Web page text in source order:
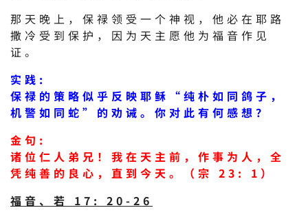
那天晚上，保禄领受一个神视，他必在耶路
撒冷受到保护，因为天主愿他为福音作见
证。
实践:
保禄的策略似乎反映耶稣“纯朴如同鸽子，
机警如同蛇”的劝诫。你对此有何感想？
金句:
诸位仁人弟兄！我在天主前，作事为人，全
凭纯善的良心，直到今天。（宗 23: 1）
福音、若 17: 20-26